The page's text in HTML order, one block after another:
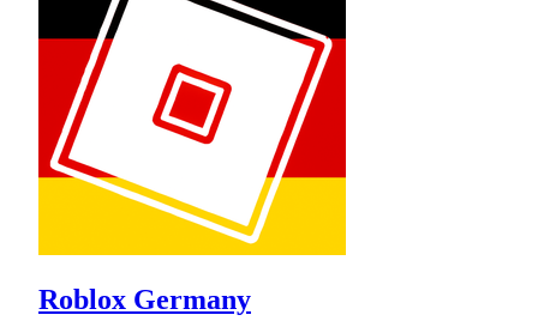
Roblox Germany